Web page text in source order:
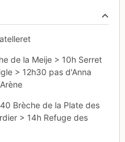
de la Meije > 10h Serret
> 12h30 pas d'Anna
Brèche de la Plate des
> 14h Refuge des